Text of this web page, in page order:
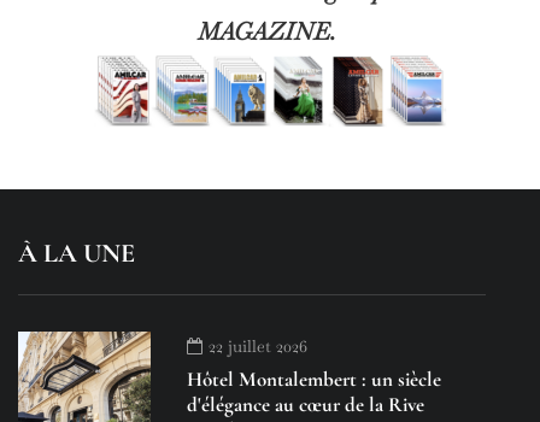
MAGAZINE.
À LA UNE
22 juillet 2026
Hôtel Montalembert : un siècle
d'élégance au cœur de la Rive